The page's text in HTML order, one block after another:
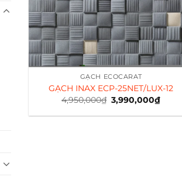
GẠCH ECOCARAT
GẠCH INAX ECP-25NET/LUX-12
4,950,000₫ Giá
gốc
là:
3,990,000₫
tại